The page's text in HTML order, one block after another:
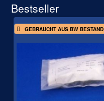
Bestseller
GEBRAUCHT AUS BW BESTAND